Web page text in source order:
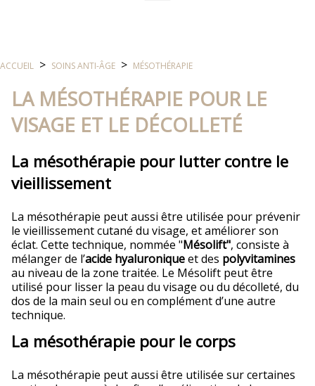
ACCUEIL > SOINS ANTI-ÂGE > MÉSOTHÉRAPIE
LA MÉSOTHÉRAPIE POUR LE
VISAGE ET LE DÉCOLLETÉ
La mésothérapie pour lutter contre le
vieillissement
La mésothérapie peut aussi être utilisée pour prévenir
le vieillissement cutané du visage, et améliorer son
éclat. Cette technique, nommée "Mésolift", consiste à
mélanger de l’acide hyaluroniqueet des polyvitamines
au niveau de la zone traitée. Le Mésolift peut être
utilisé pour lisser la peau du visage ou du décolleté, du
dos de la main seul ou en complément d’une autre
technique.
La mésothérapie pour le corps
La mésothérapie peut aussi être utilisée sur certaines